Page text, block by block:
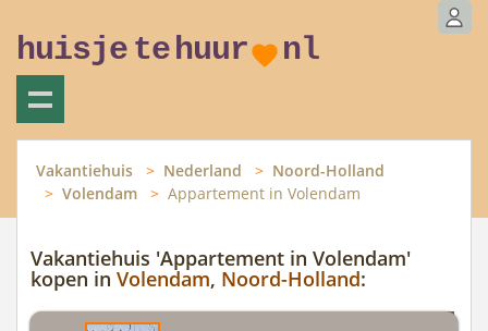
huisje tehuur nl
Vakantiehuis Nederland
Noord-Holland
Volendam
Appartement in Volendam
Vakantiehuis 'Appartement in Volendam'
kopen in Volendam, Noord-Holland: